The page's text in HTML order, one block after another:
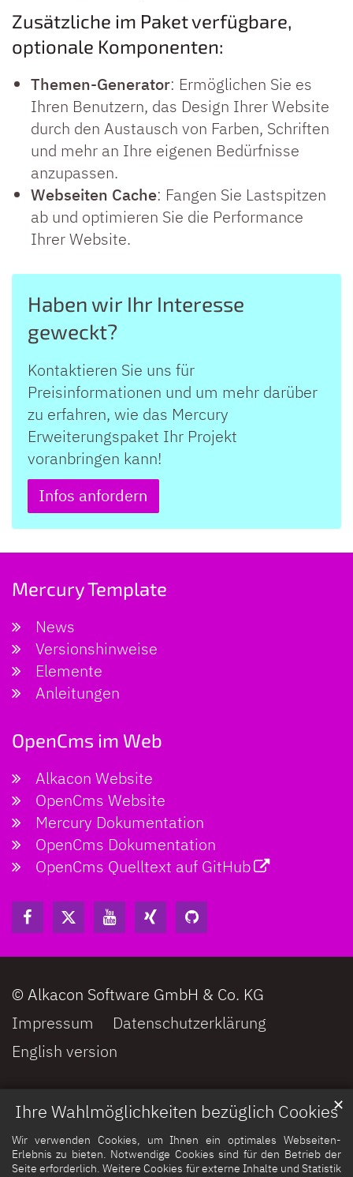
Ihre Wahlmöglichkeiten bezüglich Cookies
Wir verwenden Cookies, um Ihnen ein optimales Webseiten-
Erlebnis zu bieten. Notwendige Cookies sind für den Betrieb der
Seite erforderlich. Weitere Cookies für externe Inhalte und Statistik
✕
Zusätzliche im Paket verfügbare,
optionale Komponenten:
Themen-Generator: Ermöglichen Sie es
Ihren Benutzern, das Design Ihrer Website
durch den Austausch von Farben, Schriften
und mehr an Ihre eigenen Bedürfnisse
anzupassen.
Webseiten Cache: Fangen Sie Lastspitzen
ab und optimieren Sie die Performance
Ihrer Website.
Haben wir Ihr Interesse
geweckt?
Kontaktieren Sie uns für
Preisinformationen und um mehr darüber
zu erfahren, wie das Mercury
Erweiterungspaket Ihr Projekt
voranbringen kann!
Infos anfordern
Mercury Template
News
Versionshinweise
Elemente
Anleitungen
OpenCms im Web
Alkacon Website
OpenCms Website
Mercury Dokumentation
OpenCms Dokumentation
OpenCms Quelltext auf GitHub
© Alkacon Software GmbH & Co. KG
Impressum
Datenschutzerklärung
English version